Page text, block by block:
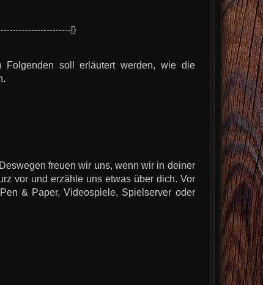
[}
Folgenden soll erläutert werden, wie die
freuen wir uns, wenn wir in deiner
vor und erzähle uns etwas über dich. Vor
& Paper, Videospiele, Spielserver oder